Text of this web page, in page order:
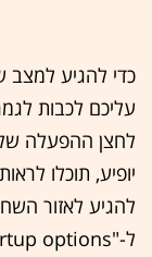
כדי להגיע
עליכם לכבות
לחצן ההפעלה
יופיע, תוכלו
להגיע לאזור